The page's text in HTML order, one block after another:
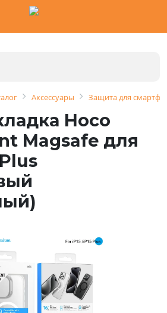
Аксессуары Защита для
Hoco
Magsafe для